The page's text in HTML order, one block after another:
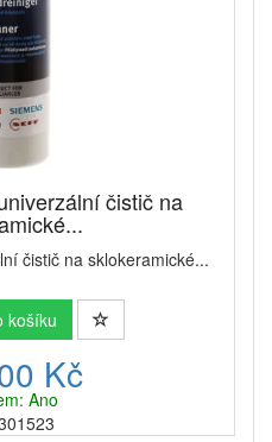
čistič na
čistič na sklokeramické...
košíku
Kč
Ano